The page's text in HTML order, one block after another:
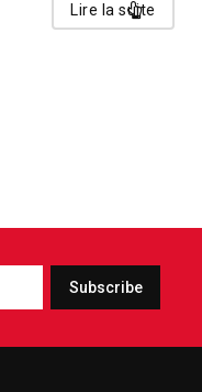
Lire la suite